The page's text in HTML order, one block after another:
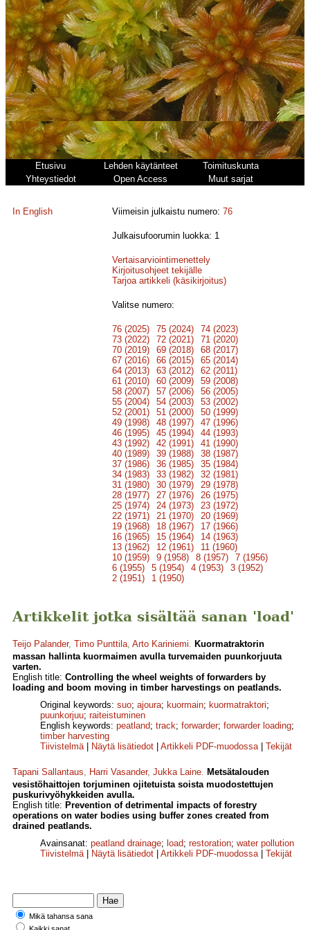
Etusivu Lehden käytänteet
Toimituskunta
Yhteystiedot
Open Access Muut sarjat
In English Viimeisin julkaistu numero:76
Julkaisufoorumin luokka: 1
Vertaisarviointimenettely
Kirjoitusohjeet tekijälle
Tarjoa artikkeli (käsikirjoitus)
Valitse numero:
76 (2025) 75 (2024)
74 (2023)
73 (2022)
72 (2021)
71 (2020)
70 (2019)
69 (2018)
68 (2017)
67 (2016)
66 (2015)
65 (2014)
64 (2013)
63 (2012)
62 (2011)
61 (2010)
60 (2009)
59 (2008)
58 (2007)
57 (2006)
56 (2005)
55 (2004)
54 (2003)
53 (2002)
52 (2001)
51 (2000)
50 (1999)
49 (1998)
48 (1997)
47 (1996)
46 (1995)
45 (1994)
44 (1993)
43 (1992)
42 (1991)
41 (1990)
40 (1989)
39 (1988)
38 (1987)
37 (1986)
36 (1985)
35 (1984)
34 (1983)
33 (1982)
32 (1981)
31 (1980)
30 (1979)
29 (1978)
28 (1977)
27 (1976)
26 (1975)
25 (1974)
24 (1973)
23 (1972)
22 (1971)
21 (1970)
20 (1969)
19 (1968)
18 (1967)
17 (1966)
16 (1965)
15 (1964)
14 (1963)
13 (1962)
12 (1961)
11 (1960)
10 (1959)
9 (1958) 8 (1957)
7 (1956)
6 (1955)
5 (1954) 4 (1953)
3 (1952)
2 (1951)
1 (1950)
Artikkelit jotka sisältää sanan 'load'
Teijo Palander, Timo Punttila, Arto Kariniemi. Kuormatraktorin
massan hallinta kuormaimen avulla turvemaiden puunkorjuuta
varten.
English title: Controlling the wheel weights of forwarders by
loading and boom moving in timber harvestings on peatlands.
Original keywords: suo; ajoura; kuormain; kuormatraktori;
puunkorjuu; raiteistuminen
English keywords: peatland; track; forwarder; forwarder loading;
timber harvesting
Tiivistelmä| Näytä lisätiedot Artikkeli PDF-muodossa| Tekijät
Tapani Sallantaus, Harri Vasander, Jukka Laine. Metsätalouden
vesistöhaittojen torjuminen ojitetuista soista muodostettujen
puskurivyöhykkeiden avulla.
English title: Prevention of detrimental impacts of forestry
operations on water bodies using buffer zones created from
drained peatlands.
Avainsanat: peatland drainage; load; restoration; water pollution
Tiivistelmä| Näytä lisätiedot Artikkeli PDF-muodossa| Tekijät
Mikä tahansa sana